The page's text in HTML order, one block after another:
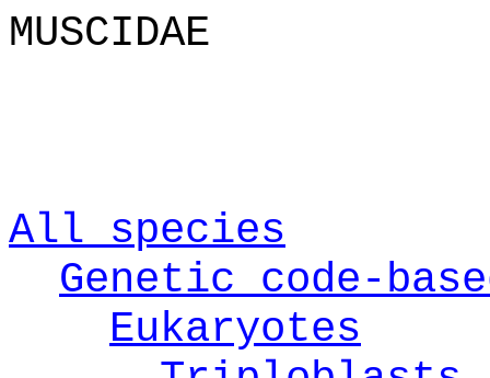
MUSCIDAE
All species
Genetic code-
Eukaryotes